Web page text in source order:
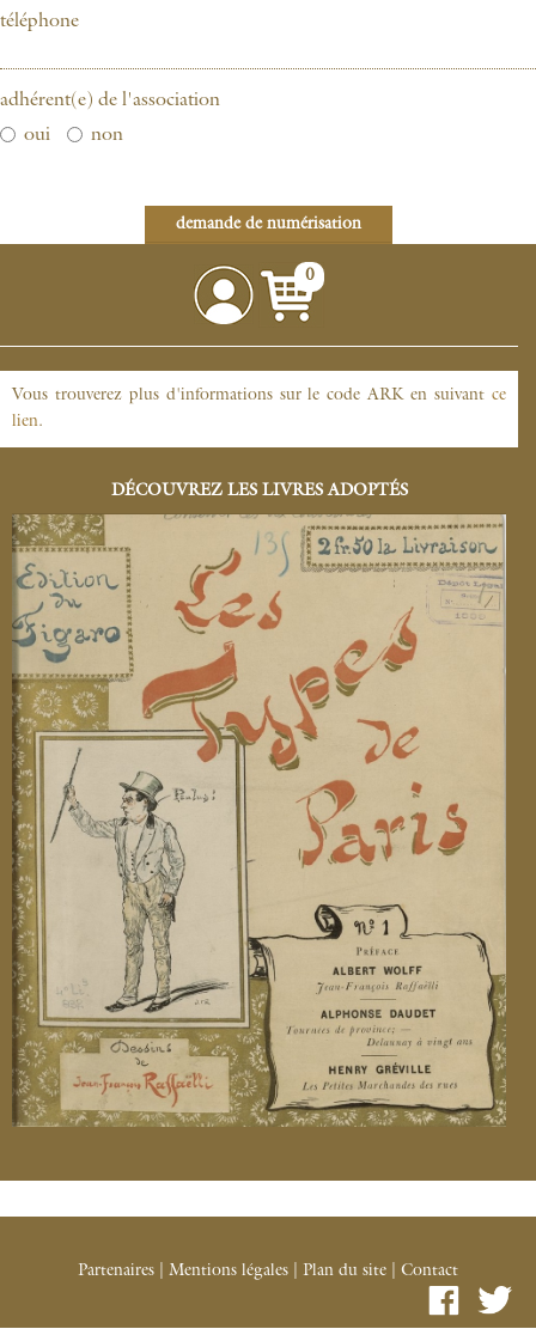
téléphone
adhérent(e) de l'association
oui
non
demande de numérisation
0
Vous trouverez plus d'informations sur le code ARK en suivant ce
lien.
DÉCOUVREZ LES LIVRES ADOPTÉS
Partenaires Mentions légales Plan du site Contact